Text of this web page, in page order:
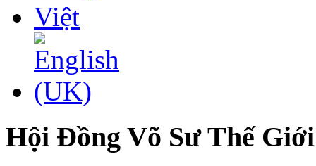
Hội Đồng Võ Sư Thế Giới